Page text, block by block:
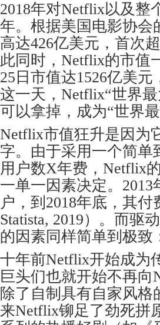
2018年对Netflix以及整
年。根据美国电影协会
高达426亿美元，首次
此同时，Netflix的市值
25日市值达1526亿美
这一天，Netflix“世界
可以拿掉，成为“世界
Netflix市值狂升是因为
字。由于采用一个简单
用户数X年费，Netflix
一单一因素决定。
户，到2018年底，其
Statista, 2019）。而驱
的因素同样简单到极致
十年前Netflix开始成为
巨头们也就开始不再
除了自制具有自家风
来Netflix铆足了劲死拼